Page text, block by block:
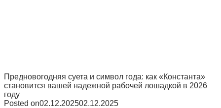
Предновогодняя суета и символ года: как «Константа»
становится вашей надежной рабочей лошадкой в 2026
году
Posted on02.12.202502.12.2025